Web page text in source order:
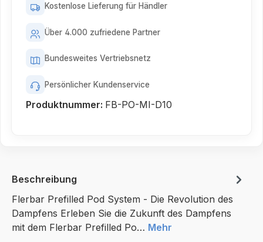
Kostenlose Lieferung für Händler
Über 4.000 zufriedene Partner
Bundesweites Vertriebsnetz
Persönlicher Kundenservice
Produktnummer: FB-PO-MI-D10
Beschreibung
Flerbar Prefilled Pod System - Die Revolution des
Dampfens Erleben Sie die Zukunft des Dampfens
mit dem Flerbar Prefilled Po… Mehr